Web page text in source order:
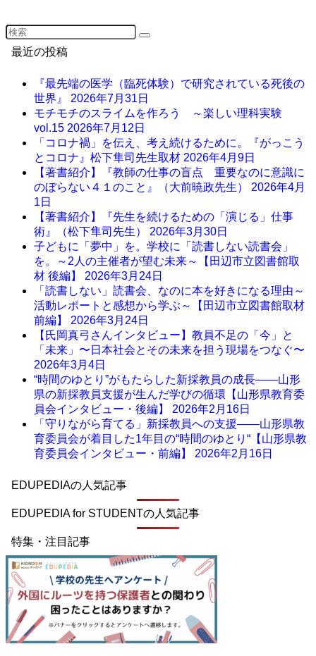
最近の投稿
『最先端の医学（臨死体験）で研究されている死後の
世界』 2026年7月31日
モチモチのスライムを作ろう ～楽しい理科実験
vol.15 2026年7月12日
「コロナ禍」を伝え、考え続けるために。『がっこう
とコロナ』松下隼司先生取材 2026年4月9日
【著書紹介】『教師の仕事の盲点 重要なのに意識に
のぼらない４１のこと』（大前暁政先生） 2026年4月
1日
【著書紹介】『先生を続けるための「演じる」仕事
術』（松下隼司先生） 2026年3月30日
子どもに「夢中」を。学校に「読書しない読書会」
を。～2人の主催者が望む未来～【田辺市立図書館取
材 後編】 2026年3月24日
「読書しない」読書会、なのに本を好きになる理由～
活動レポートと感想から学ぶ～【田辺市立図書館取材
前編】 2026年3月24日
【氏岡真弓さんインタビュー】教員不足の「今」と
「未来」〜日本社会とその未来を担う現場をつなぐ〜
2026年3月4日
“時間のゆとり”がもたらした新採教員の成長――山形
県の新採教員支援が生んだ学びの循環【山形県教育委
員会インタビュー・後編】 2026年2月16日
「守りながら育てる」新採教員への支援――山形県教
育委員会が着目した1年目の“時間のゆとり“【山形県教
育委員会インタビュー・前編】 2026年2月16日
EDUPEDIAの人気記事
EDUPEDIA for STUDENTの人気記事
特集・注目記事